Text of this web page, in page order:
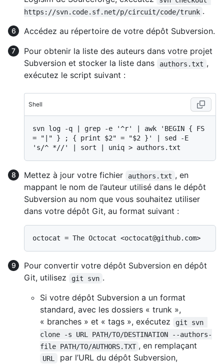
https://svn.code.sf.net/p/circuit/code/trunk .
Accédez au répertoire de votre dépôt Subversion.
Pour obtenir la liste des auteurs dans votre projet
Subversion et stocker la liste dans
authors.txt ,
exécutez le script suivant :
Shell
svn log -q | grep -e '^r' | awk 'BEGIN { FS
= "|" } ; { print $2" = "$2 }' | sed -E
Mettez à jour votre fichier authors.txt , en
mappant le nom de l’auteur utilisé dans le dépôt
Subversion au nom que vous souhaitez utiliser
dans votre dépôt Git, au format suivant :
Pour convertir votre dépôt Subversion en dépôt
Git, utilisez
git svn .
Si votre dépôt Subversion a un format
standard, avec les dossiers « trunk »,
« branches » et « tags », exécutez
git svn
clone -s URL PATH/TO/DESTINATION --authors-
file PATH/TO/AUTHORS.TXT , en remplaçant
URL par l’URL du dépôt Subversion,